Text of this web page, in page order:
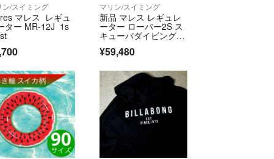
ン/スイミング
マレス レギュ
ター MR-12J 1s
マリン/スイミング
新品 マレス レギュレ
ーター ローバー2S ス
キューバダイビング m
ares
¥59,480